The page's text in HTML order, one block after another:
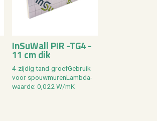
In­SuW­all PIR -TG4 -
11 cm dik
4-zij­dig tand-groef­Ge­bruik
voor spouw­mu­ren­Lamb­da-
waar­de: 0,022 W/mK